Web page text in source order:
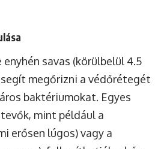
savas (körülbelül 4.5
megőrizni a védőrétegét
baktériumokat. Egyes
mint például a
erősen lúgos) vagy a